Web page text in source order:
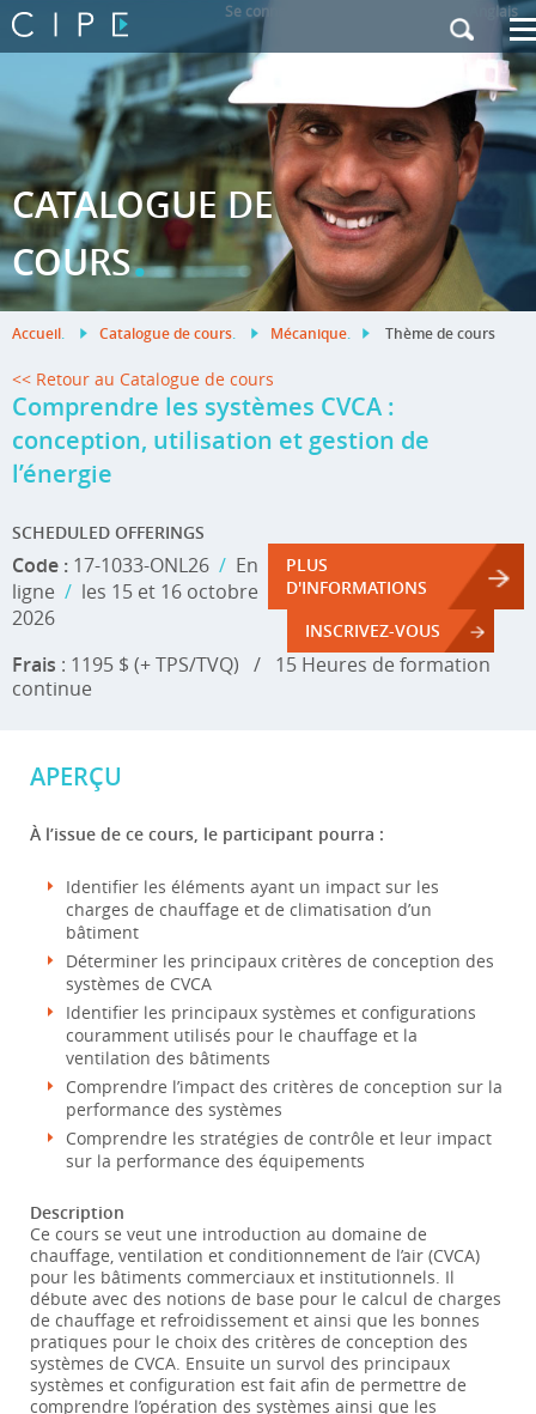
Se connecter Anglais
CATALOGUE DE
COURS.
Accueil. Catalogue de cours. Mécanique. Thème de cours
<< Retour au Catalogue de cours
Comprendre les systèmes CVCA :
conception, utilisation et gestion de
l’énergie
SCHEDULED OFFERINGS
Code : 17-1033-ONL26 / En
ligne / les 15 et 16 octobre
2026
PLUS
D'INFORMATIONS
INSCRIVEZ-VOUS
Frais : 1195 $ (+ TPS/TVQ) / 15 Heures de formation
continue
APERÇU
À l’issue de ce cours, le participant pourra :
Identifier les éléments ayant un impact sur les
charges de chauffage et de climatisation d’un
bâtiment
Déterminer les principaux critères de conception des
systèmes de CVCA
Identifier les principaux systèmes et configurations
couramment utilisés pour le chauffage et la
ventilation des bâtiments
Comprendre l’impact des critères de conception sur la
performance des systèmes
Comprendre les stratégies de contrôle et leur impact
sur la performance des équipements
Description
Ce cours se veut une introduction au domaine de
chauffage, ventilation et conditionnement de l’air (CVCA)
pour les bâtiments commerciaux et institutionnels. Il
débute avec des notions de base pour le calcul de charges
de chauffage et refroidissement et ainsi que les bonnes
pratiques pour le choix des critères de conception des
systèmes de CVCA. Ensuite un survol des principaux
systèmes et configuration est fait afin de permettre de
comprendre l’opération des systèmes ainsi que les